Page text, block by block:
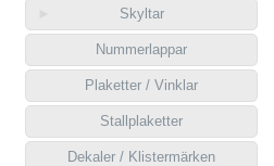
Skyltar
Nummerlappar
Plaketter / Vinklar
Stallplaketter
Dekaler / Klistermärken